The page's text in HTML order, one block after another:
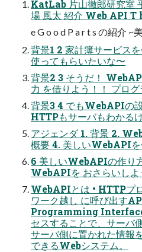
KatLab 片山徹郎研究室
場 風太 紹介 Web API T
e G o o d P a r t s の紹介
背景1 2 家計簿サービス
使ってもらいたいな〜
背景2 3 そうだ！
力 を借りよう！！ プロ
背景3 4 でもWebAPIの
HTTPもサーバもわかる
アジェンダ 1. 背景 2.
概要 4. 美しいWebAPI
6 美しいWebAPIの作り
WebAPIを おさらいしよ
WebAPIとは • HTTPプ
ワーク越し に呼び出す
Programming
セスすることで、サーバ
サーバ側に置かれた情報
できるWebシステム。